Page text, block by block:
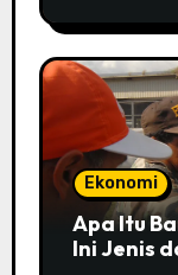
Ekonomi
Apa Itu
Ini Jenis